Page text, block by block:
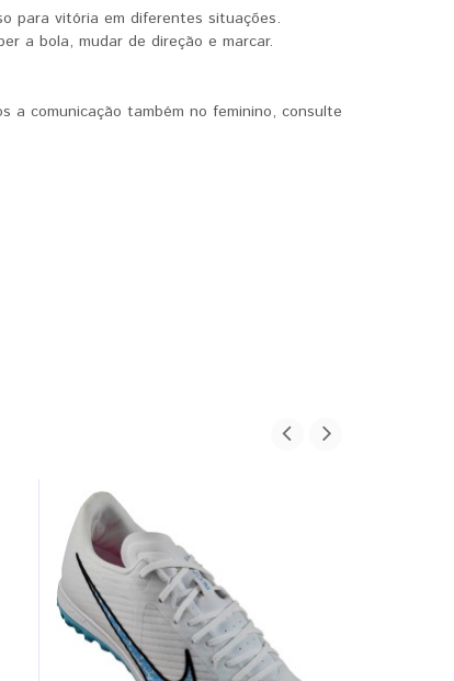
para vitória em diferentes situações.
a bola, mudar de direção e marcar.
a comunicação também no feminino, consulte